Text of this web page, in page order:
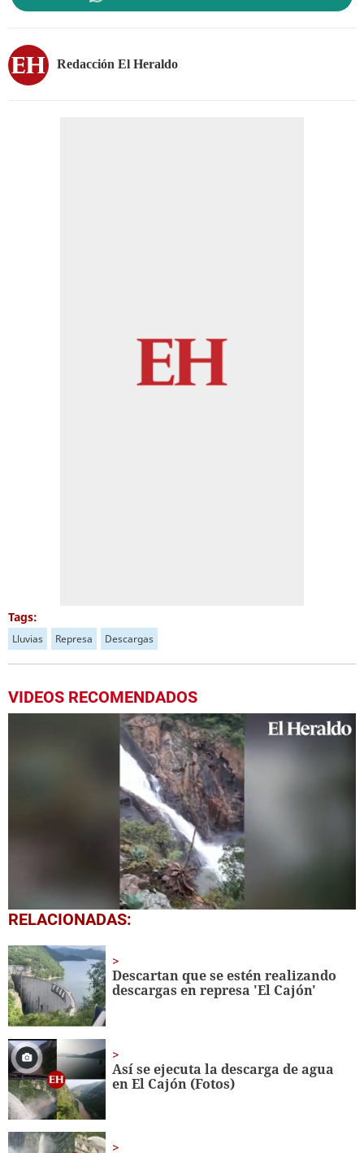
Redacción El Heraldo
Tags:
Lluvias Represa Descargas
VIDEOS RECOMENDADOS
0
seconds
26
seconds
RELACIONADAS:
Descartan que se estén realizando
descargas en represa 'El Cajón'
Así se ejecuta la descarga de agua
en El Cajón (Fotos)